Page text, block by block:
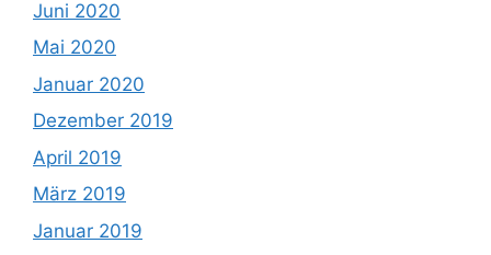
Juni 2020
Mai 2020
Januar 2020
Dezember 2019
April 2019
März 2019
Januar 2019